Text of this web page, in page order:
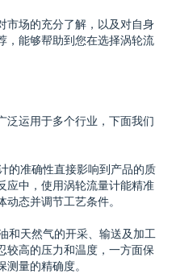
市场的充分了解，以及对自身
，能够帮助到您在选择涡轮流
泛运用于多个行业，下面我们
的准确性直接影响到产品的质
应中，使用涡轮流量计能精准
态并调节工艺条件。
和天然气的开采、输送及加工
较高的压力和温度，一方面保
量的精确度。